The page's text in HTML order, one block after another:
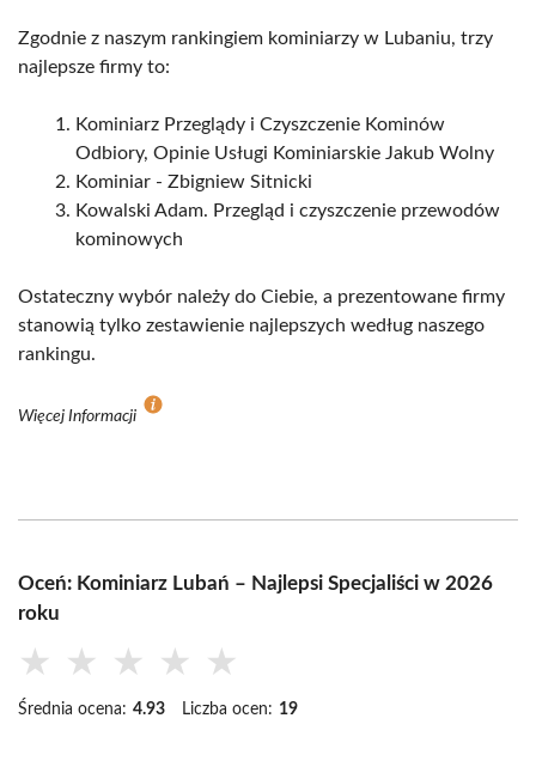
Zgodnie z naszym rankingiem kominiarzy w Lubaniu, trzy
najlepsze firmy to:
Kominiarz Przeglądy i Czyszczenie Kominów
Odbiory, Opinie Usługi Kominiarskie Jakub Wolny
Kominiar - Zbigniew Sitnicki
Kowalski Adam. Przegląd i czyszczenie przewodów
kominowych
Ostateczny wybór należy do Ciebie, a prezentowane firmy
stanowią tylko zestawienie najlepszych według naszego
rankingu.
Więcej Informacji
Oceń: Kominiarz Lubań – Najlepsi Specjaliści w 2026
roku
★ ★ ★ ★ ★
Średnia ocena: 4.93 Liczba ocen: 19